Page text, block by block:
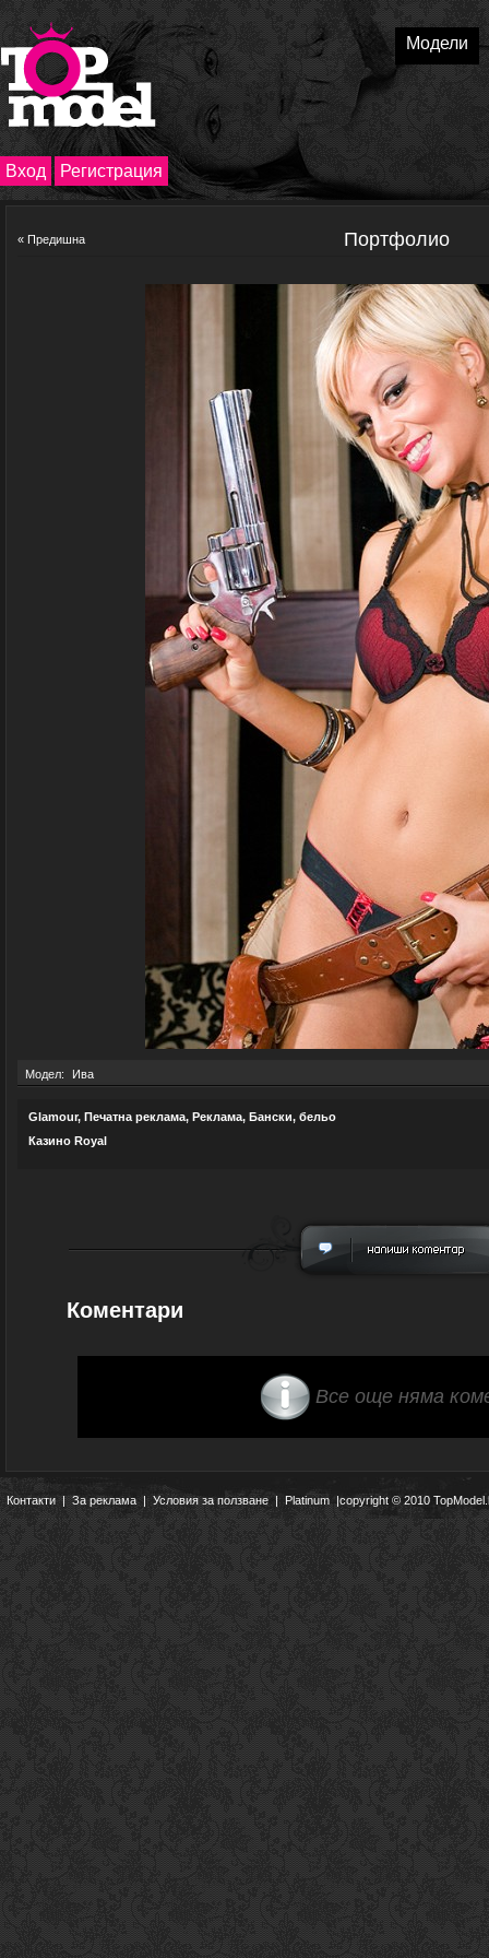
Модели
Вход Регистрация
« Предишна Портфолио
Модел: Ива
Glamour, Печатна реклама, Реклама, Бански, бельо
Казино Royal
Коментари
Все още няма
Контакти|За реклама | Условия за ползване | Platinum |copyright © 2010